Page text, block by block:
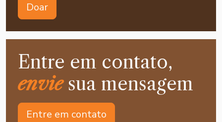
Doar
Entre em contato,
enviesua mensagem
Entre em contato